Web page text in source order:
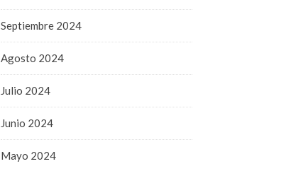
Septiembre 2024
Agosto 2024
Julio 2024
Junio 2024
Mayo 2024